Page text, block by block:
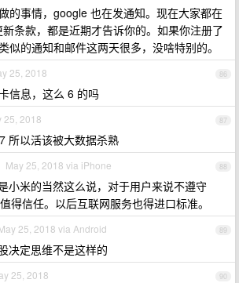
的事情，google 也在发通知。现在大家都在
条款，都是近期才告诉你的。如果你注册了
似的通知和邮件这两天很多，没啥特别的。
86
25, 2018
信息，这么 6 的吗
87
25, 2018
所以活该被大数据杀熟
88
May 25, 2018 via iPhone
小米的当然这么说，对于用户来说不遵守
得信任。以后互联网服务也得进口标准。
89
25, 2018 via Android
决定思维不是这样的
90
25, 2018